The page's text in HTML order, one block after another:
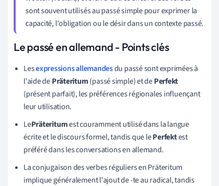
sont souvent utilisés au passé simple pour exprimer la
capacité, l'obligation ou le désir dans un contexte passé.
Le passé en allemand - Points clés
Lesexpressions allemandesdu passé sont exprimées à
l'aide dePräteritum(passé simple) et dePerfekt
(présent parfait), les préférences régionales influençant
leur utilisation.
LePräteritumest couramment utilisé dans la langue
écrite et le discours formel, tandis que lePerfektest
préféré dans les conversations en allemand.
La conjugaison des verbes réguliers en Präteritum
implique généralement l'ajout de -te au radical, tandis